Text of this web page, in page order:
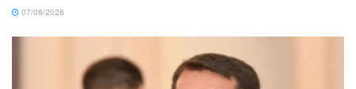
07/08/2026